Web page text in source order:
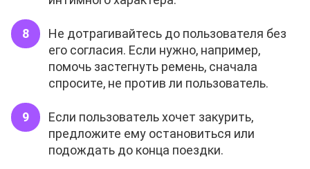
Не дотрагивайтесь до пользователя без
его согласия. Если нужно, например,
помочь застегнуть ремень, сначала
спросите, не против ли пользователь.
Если пользователь хочет закурить,
предложите ему остановиться или
подождать до конца поездки.